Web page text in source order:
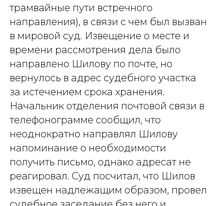
трамвайные пути встречного
направления), в связи с чем был вызван
в мировой суд. Извещение о месте и
времени рассмотрения дела было
направлено Шилову по почте, но
вернулось в адрес судебного участка
за истечением срока хранения.
Начальник отделения почтовой связи в
телефонограмме сообщил, что
неоднократно направлял Шилову
напоминание о необходимости
получить письмо, однако адресат не
реагировал. Суд посчитал, что Шилов
извещен надлежащим образом, провел